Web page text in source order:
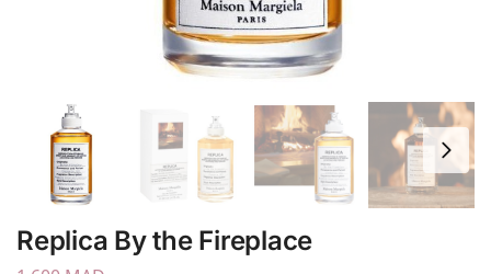
Replica By the Fireplace